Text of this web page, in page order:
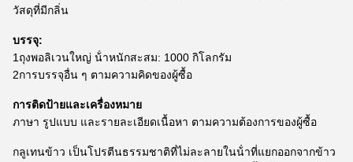
วัสดุที่มีกลิ่น
บรรจุ:
1ถุงพอลิเวนใหญ่ น้ําหนักสะสม: 1000 กิโลกรัม
2การบรรจุอื่น ๆ ตามความคิดของผู้ซื้อ
การติดป้ายและเครื่องหมาย
ภาษา รูปแบบ และรายละเอียดเนื้อหา ตามความต้องการของผู้ซื้อ
กลูเทนข้าว เป็นโปรตีนธรรมชาติที่ไม่ละลายในน้ําที่แยกออกจากข้าว